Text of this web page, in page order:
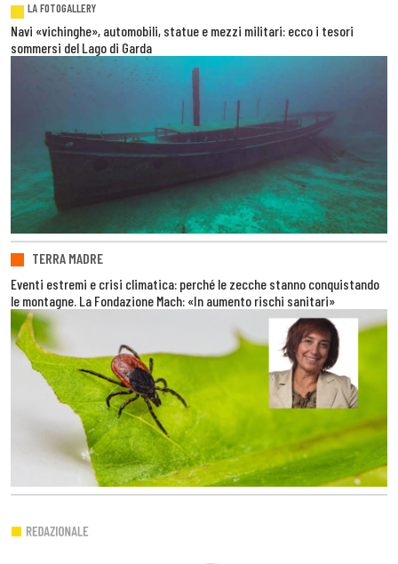
LA FOTOGALLERY
Navi «vichinghe», automobili, statue e mezzi militari: ecco i tesori
sommersi del Lago di Garda
TERRA MADRE
Eventi estremi e crisi climatica: perché le zecche stanno conquistando
le montagne. La Fondazione Mach: «In aumento rischi sanitari»